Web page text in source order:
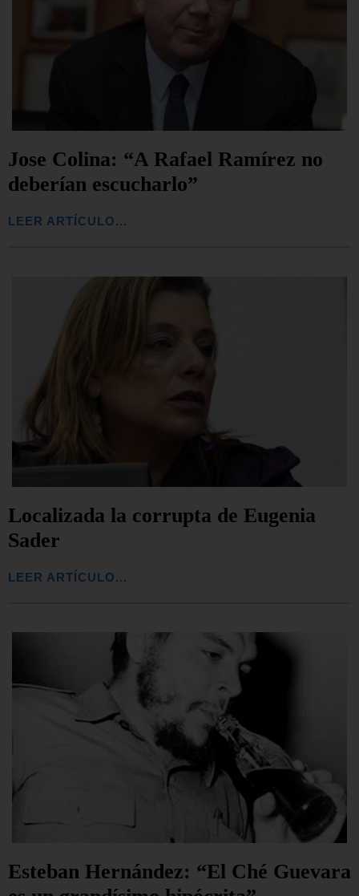
Jose Colina: “A Rafael Ramírez no
deberían escucharlo”
LEER ARTÍCULO...
Localizada la corrupta de Eugenia
Sader
LEER ARTÍCULO...
Esteban Hernández: “El Ché Guevara